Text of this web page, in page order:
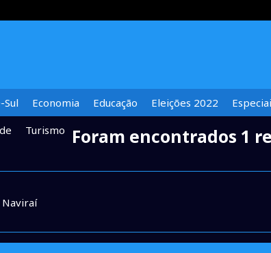
Sul Economia Educação Eleições 2022
Turismo Foram encontrados 1
Naviraí